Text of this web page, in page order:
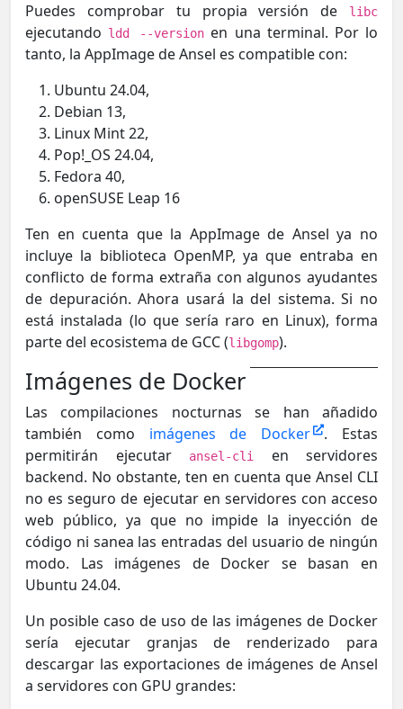
Puedes comprobar tu propia versión de
libc
ejecutando ldd --version en una terminal. Por lo
tanto, la AppImage de Ansel es compatible con:
Ubuntu 24.04,
Debian 13,
Linux Mint 22,
Pop!_OS 24.04,
Fedora 40,
openSUSE Leap 16
Ten en cuenta que la AppImage de Ansel ya no
incluye la biblioteca OpenMP, ya que entraba en
conflicto de forma extraña con algunos ayudantes
de depuración. Ahora usará la del sistema. Si no
está instalada (lo que sería raro en Linux), forma
parte del ecosistema de GCC (libgomp).
Imágenes de Docker
Las compilaciones nocturnas se han añadido
también como imágenes de Docker . Estas
permitirán ejecutar
ansel-cli
en servidores
backend. No obstante, ten en cuenta que Ansel CLI
no es seguro de ejecutar en servidores con acceso
web público, ya que no impide la inyección de
código ni sanea las entradas del usuario de ningún
modo. Las imágenes de Docker se basan en
Ubuntu 24.04.
Un posible caso de uso de las imágenes de Docker
sería ejecutar granjas de renderizado para
descargar las exportaciones de imágenes de Ansel
a servidores con GPU grandes: